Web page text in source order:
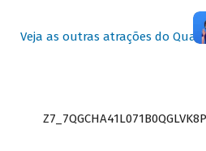
Veja as outras atrações do